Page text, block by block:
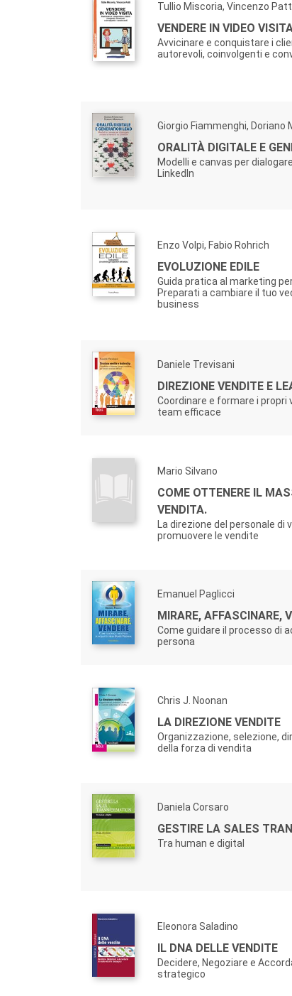
Tullio Miscoria, Vincenzo
VENDERE IN VIDEO
Avvicinare e conquistare i
autorevoli, coinvolgenti e
Giorgio Fiammenghi, Doriano
ORALITÀ DIGITALE E
Modelli e canvas per
LinkedIn
Enzo Volpi, Fabio Rohrich
EVOLUZIONE EDILE
Guida pratica al marketing
Preparati a cambiare il tuo
business
Daniele Trevisani
DIREZIONE VENDITE E
Coordinare e formare i propri
team efficace
Mario Silvano
COME OTTENERE IL
VENDITA.
La direzione del personale di
promuovere le vendite
Emanuel Paglicci
MIRARE, AFFASCINARE,
Come guidare il processo di
persona
Chris J. Noonan
LA DIREZIONE VENDITE
Organizzazione, selezione,
della forza di vendita
Daniela Corsaro
GESTIRE LA SALES
Tra human e digital
Eleonora Saladino
IL DNA DELLE VENDITE
Decidere, Negoziare e
strategico